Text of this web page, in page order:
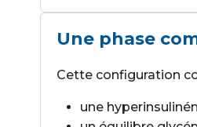
Une phase
Cette configuration
une